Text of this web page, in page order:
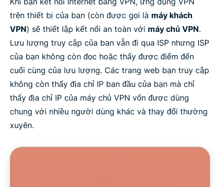
trên thiết bị của bạn (còn được gọi là máy khách
VPN) sẽ thiết lập kết nối an toàn với máy chủ VPN.
Lưu lượng truy cập của bạn vẫn đi qua ISP nhưng ISP
của bạn không còn đọc hoặc thấy được điểm đến
cuối cùng của lưu lượng. Các trang web bạn truy cập
không còn thấy địa chỉ IP ban đầu của bạn mà chỉ
thấy địa chỉ IP của máy chủ VPN vốn được dùng
chung với nhiều người dùng khác và thay đổi thường
xuyên.